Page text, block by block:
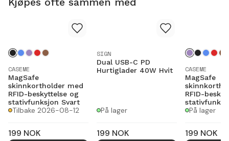
CASEME
MagSafe
skinnkortholder med
RFID-beskyttelse og
stativfunksjon Svart
Tilbake 2026-08-12
199 NOK
SIGN
Dual USB-C PD
Hurtiglader 40W Hvit
På lager
199 NOK
CASEME
MagSafe
RFID-
På lager
199 NOK